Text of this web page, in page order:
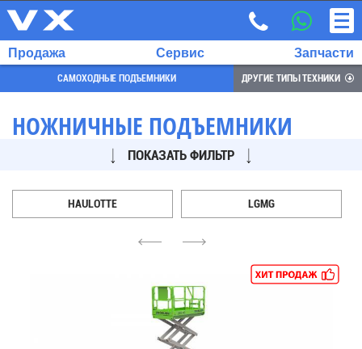
RU
EN
Продажа Сервис Запчасти
САМОХОДНЫЕ ПОДЪЕМНИКИ ДРУГИЕ ТИПЫ ТЕХНИКИ
НОЖНИЧНЫЕ ПОДЪЕМНИКИ
4
HAULOTTE LGMG
6
ПОКАЗАТЬ ФИЛЬТР